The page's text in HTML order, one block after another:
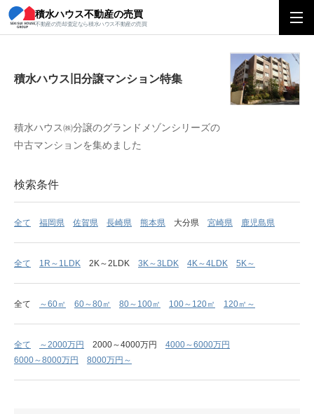
積水ハウス不動産の売買
不動産の売却査定なら積水ハウス不動産の売買
積水ハウス旧分譲マンション特集
積水ハウス旧分譲マンション特集
積水ハウス㈱分譲のグランドメゾンシリーズの
中古マンションを集めました
検索条件
全て 福岡県 佐賀県 長崎県 熊本県 大分県 宮崎県 鹿児島県
全て 1R～1LDK 2K～2LDK 3K～3LDK 4K～4LDK 5K～
全て ～60㎡ 60～80㎡ 80～100㎡ 100～120㎡ 120㎡～
全て ～2000万円 2000～4000万円
4000～6000万円
6000～8000万円
8000万円～